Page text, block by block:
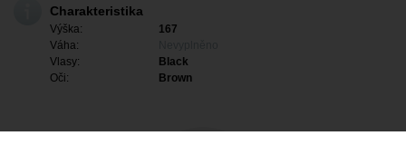
Charakteristika
Výška:
167
Váha:
Vlasy:
Black
Oči:
Brown